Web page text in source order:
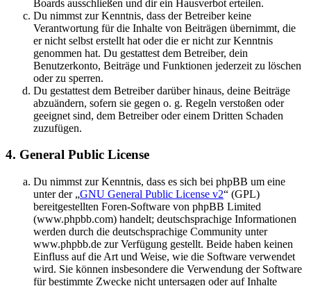
Boards ausschließen und dir ein Hausverbot erteilen.
Du nimmst zur Kenntnis, dass der Betreiber keine
Verantwortung für die Inhalte von Beiträgen übernimmt, die
er nicht selbst erstellt hat oder die er nicht zur Kenntnis
genommen hat. Du gestattest dem Betreiber, dein
Benutzerkonto, Beiträge und Funktionen jederzeit zu löschen
oder zu sperren.
Du gestattest dem Betreiber darüber hinaus, deine Beiträge
abzuändern, sofern sie gegen o. g. Regeln verstoßen oder
geeignet sind, dem Betreiber oder einem Dritten Schaden
zuzufügen.
4. General Public License
Du nimmst zur Kenntnis, dass es sich bei phpBB um eine
unter der „GNU General Public License v2“ (GPL)
bereitgestellten Foren-Software von phpBB Limited
(www.phpbb.com) handelt; deutschsprachige Informationen
werden durch die deutschsprachige Community unter
www.phpbb.de zur Verfügung gestellt. Beide haben keinen
Einfluss auf die Art und Weise, wie die Software verwendet
wird. Sie können insbesondere die Verwendung der Software
für bestimmte Zwecke nicht untersagen oder auf Inhalte